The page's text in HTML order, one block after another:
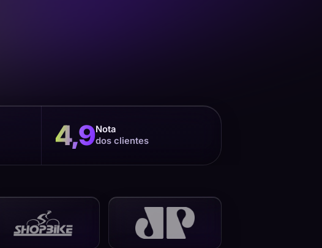
4,9Nota
dos clientes